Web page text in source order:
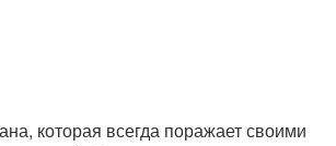
которая всегда поражает своими